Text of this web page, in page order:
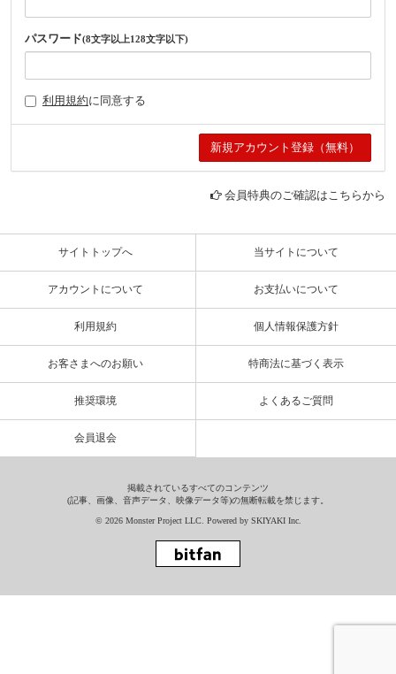
パスワード(8文字以上128文字以下)
利用規約に同意する
会員特典のご確認はこちらから
サイトトップへ 当サイトについて
アカウントについて お支払いについて
利用規約 個人情報保護方針
お客さまへのお願い 特商法に基づく表示
推奨環境 よくあるご質問
会員退会
掲載されているすべてのコンテンツ
(記事、画像、音声データ、映像データ等)の無断転載を禁じます。
© 2026 Monster Project LLC. Powered by SKIYAKI Inc.